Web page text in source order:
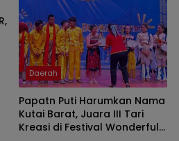
Daerah
Papatn Puti Harumkan Nama
Kutai Barat, Juara III Tari
Kreasi di Festival Wonderful
Daerah